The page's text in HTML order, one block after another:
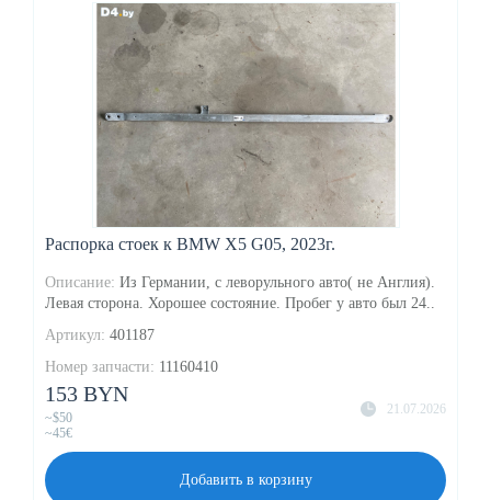
Распорка стоек к BMW X5 G05, 2023г.
Описание: Из Германии, с леворульного авто( не Англия).
Левая сторона. Хорошее состояние. Пробег у авто был 24..
Артикул: 401187
Номер запчасти: 11160410
21.07.2026
153 BYN
~$50
~45€
Добавить в корзину